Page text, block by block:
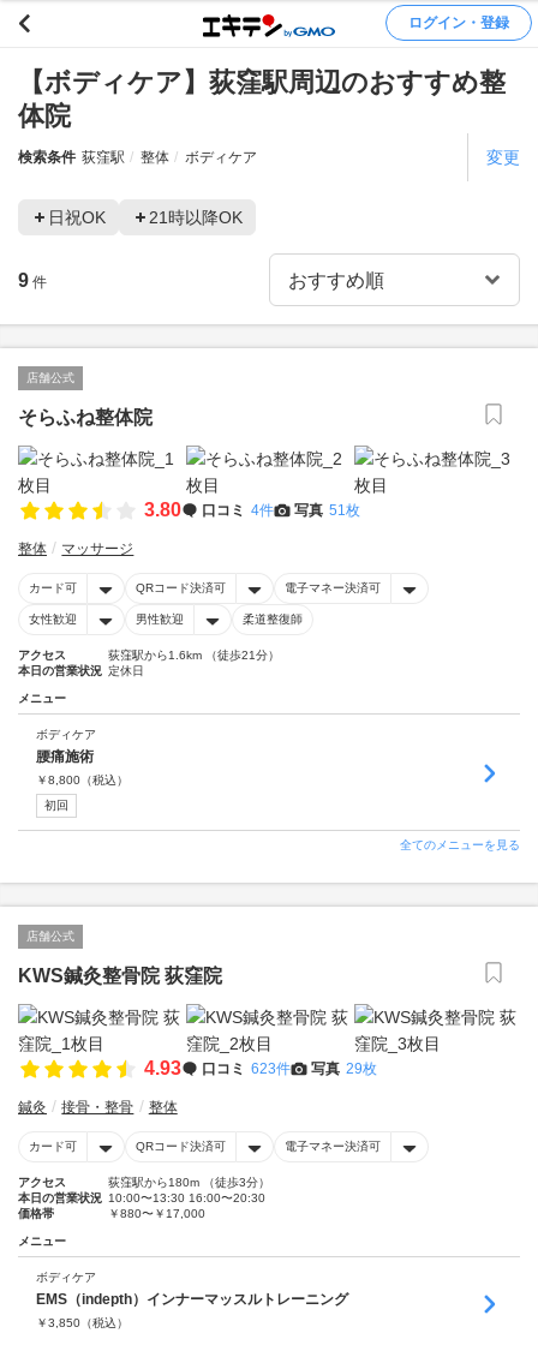
ログイン・登録
【ボディケア】荻窪駅周辺のおすすめ整
体院
検索条件 荻窪駅 整体 ボディケア 変更
日祝OK 21時以降OK
9 件
店舗公式
そらふね整体院
3.80 口コミ 4件 写真 51枚
整体 マッサージ
カード可 QRコード決済可 電子マネー決済可
女性歓迎 男性歓迎 柔道整復師
アクセス
荻窪駅から1.6km （徒歩21分）
本日の営業状況 定休日
メニュー
ボディケア
腰痛施術
￥8,800 （税込）
初回
全てのメニューを見る
店舗公式
KWS鍼灸整骨院 荻窪院
4.93 口コミ 623件 写真 29枚
鍼灸 接骨・整骨 整体
カード可 QRコード決済可 電子マネー決済可
アクセス
荻窪駅から180m （徒歩3分）
本日の営業状況 10:00〜13:30 16:00〜20:30
価格帯
￥880〜￥17,000
メニュー
ボディケア
EMS（indepth）インナーマッスルトレーニング
￥3,850 （税込）